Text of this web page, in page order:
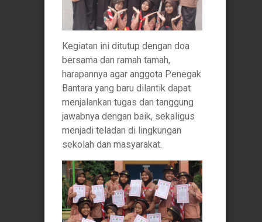
Kegiatan ini ditutup dengan doa
bersama dan ramah tamah,
harapannya agar anggota Penegak
Bantara yang baru dilantik dapat
menjalankan tugas dan tanggung
jawabnya dengan baik, sekaligus
menjadi teladan di lingkungan
sekolah dan masyarakat.